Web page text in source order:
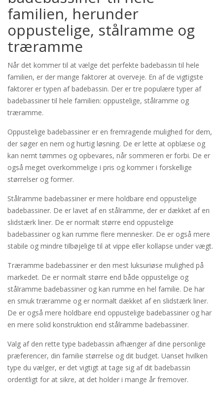
familien, herunder
oppustelige, stålramme og
træramme
Når det kommer til at vælge det perfekte badebassin til hele
familien, er der mange faktorer at overveje. En af de vigtigste
faktorer er typen af badebassin. Der er tre populære typer af
badebassiner til hele familien: oppustelige, stålramme og
træramme.
Oppustelige badebassiner er en fremragende mulighed for dem,
der søger en nem og hurtig løsning. De er lette at opblæse og
kan nemt tømmes og opbevares, når sommeren er forbi. De er
også meget overkommelige i pris og kommer i forskellige
størrelser og former.
Stålramme badebassiner er mere holdbare end oppustelige
badebassiner. De er lavet af en stålramme, der er dækket af en
slidstærk liner. De er normalt større end oppustelige
badebassiner og kan rumme flere mennesker. De er også mere
stabile og mindre tilbøjelige til at vippe eller kollapse under vægt.
Træramme badebassiner er den mest luksuriøse mulighed på
markedet. De er normalt større end både oppustelige og
stålramme badebassiner og kan rumme en hel familie. De har
en smuk træramme og er normalt dækket af en slidstærk liner.
De er også mere holdbare end oppustelige badebassiner og har
en mere solid konstruktion end stålramme badebassiner.
Valg af den rette type badebassin afhænger af dine personlige
præferencer, din familie størrelse og dit budget. Uanset hvilken
type du vælger, er det vigtigt at tage sig af dit badebassin
ordentligt for at sikre, at det holder i mange år fremover.